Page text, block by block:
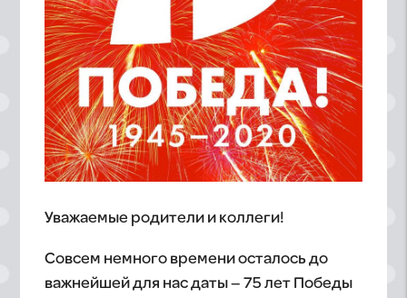
Уважаемые родители и коллеги!
Совсем немного времени осталось до
важнейшей для нас даты – 75 лет Победы